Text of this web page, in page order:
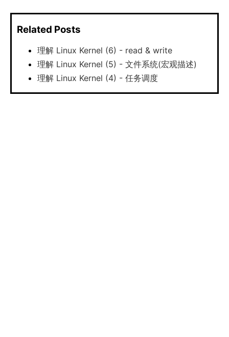
Related Posts
理解 Linux Kernel (6) - read & write
理解 Linux Kernel (5) - 文件系统(宏观描述)
理解 Linux Kernel (4) - 任务调度